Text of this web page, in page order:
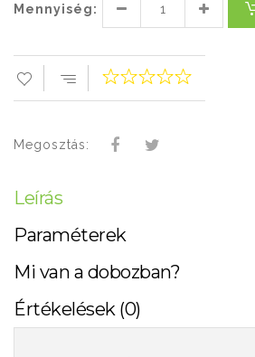
Mennyiség:
Megosztás:
Leírás
Paraméterek
Mi van a dobozban?
Értékelések (0)